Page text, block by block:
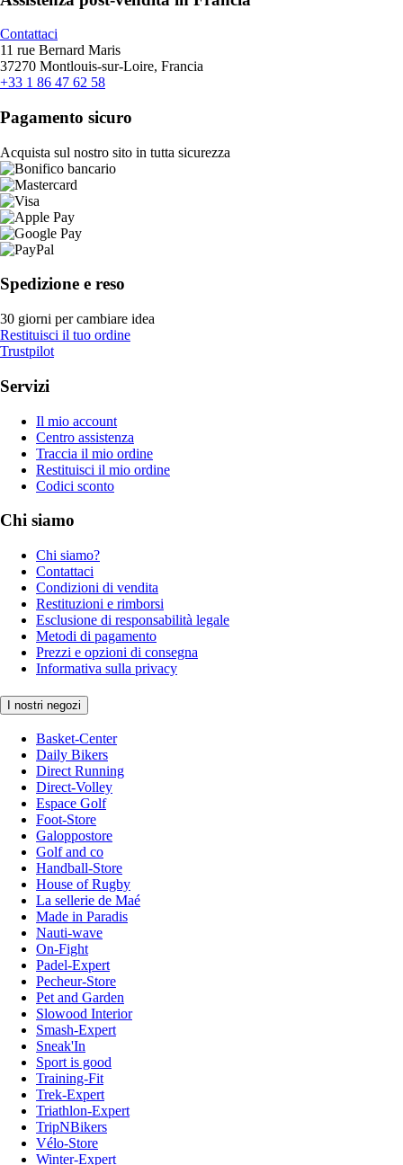
Contattaci
11 rue Bernard Maris
37270 Montlouis-sur-Loire, Francia
+33 1 86 47 62 58
Pagamento sicuro
Acquista sul nostro sito in tutta sicurezza
Spedizione e reso
30 giorni per cambiare idea
Restituisci il tuo ordine
Trustpilot
Servizi
Il mio account
Centro assistenza
Traccia il mio ordine
Restituisci il mio ordine
Codici sconto
Chi siamo
Chi siamo?
Contattaci
Condizioni di vendita
Restituzioni e rimborsi
Esclusione di responsabilità legale
Metodi di pagamento
Prezzi e opzioni di consegna
Informativa sulla privacy
I nostri negozi
Basket-Center
Daily Bikers
Direct Running
Direct-Volley
Espace Golf
Foot-Store
Galoppostore
Golf and co
Handball-Store
House of Rugby
La sellerie de Maé
Made in Paradis
Nauti-wave
On-Fight
Padel-Expert
Pecheur-Store
Pet and Garden
Slowood Interior
Smash-Expert
Sneak'In
Sport is good
Training-Fit
Trek-Expert
Triathlon-Expert
TripNBikers
Vélo-Store
Winter-Expert